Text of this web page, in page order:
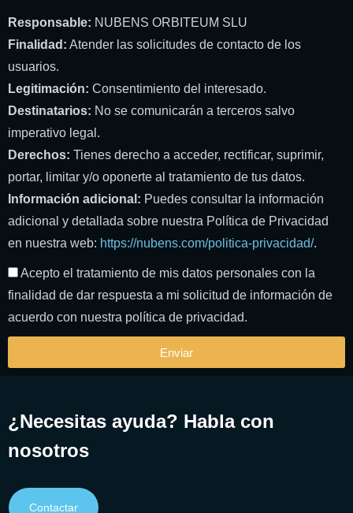
Responsable: NUBENS ORBITEUM SLU
Finalidad: Atender las solicitudes de contacto de los
usuarios.
Legitimación: Consentimiento del interesado.
Destinatarios: No se comunicarán a terceros salvo
imperativo legal.
Derechos: Tienes derecho a acceder, rectificar, suprimir,
portar, limitar y/o oponerte al tratamiento de tus datos.
Información adicional: Puedes consultar la información
adicional y detallada sobre nuestra Política de Privacidad
en nuestra web: https://nubens.com/politica-privacidad/.
Acepto el tratamiento de mis datos personales con la
finalidad de dar respuesta a mi solicitud de información de
acuerdo con nuestra política de privacidad.
Enviar
¿Necesitas ayuda? Habla con
nosotros
Contactar